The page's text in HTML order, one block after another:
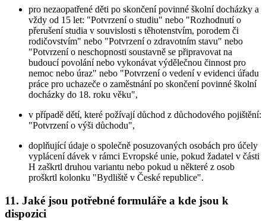
pro nezaopatřené děti po skončení povinné školní docházky a
vždy od 15 let: "Potvrzení o studiu" nebo "Rozhodnutí o
přerušení studia v souvislosti s těhotenstvím, porodem či
rodičovstvím" nebo "Potvrzení o zdravotním stavu" nebo
"Potvrzení o neschopnosti soustavně se připravovat na
budoucí povolání nebo vykonávat výdělečnou činnost pro
nemoc nebo úraz" nebo "Potvrzení o vedení v evidenci úřadu
práce pro uchazeče o zaměstnání po skončení povinné školní
docházky do 18. roku věku",
v případě dětí, které požívají důchod z důchodového pojištění:
"Potvrzení o výši důchodu",
doplňující údaje o společně posuzovaných osobách pro účely
vyplácení dávek v rámci Evropské unie, pokud žadatel v části
H zaškrtl druhou variantu nebo pokud u některé z osob
proškrtl kolonku "Bydliště v České republice".
11. Jaké jsou potřebné formuláře a kde jsou k
dispozici